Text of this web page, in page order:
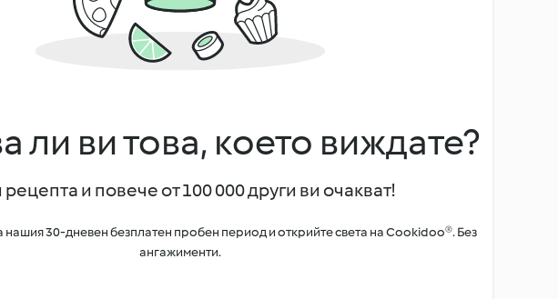
ли ви това, което виждате?
рецепта и повече от 100 000 други ви очакват!
нашия 30-дневен безплатен пробен период и открийте света на Cookidoo®. Без
ангажименти.